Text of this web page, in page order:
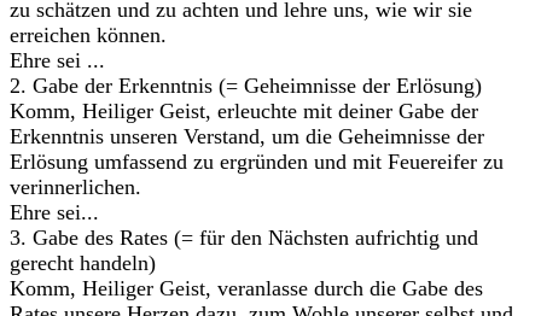
zu schätzen und zu achten und lehre uns, wie wir sie
erreichen können.
Ehre sei ...
2. Gabe der Erkenntnis (= Geheimnisse der Erlösung)
Komm, Heiliger Geist, erleuchte mit deiner Gabe der
Erkenntnis unseren Verstand, um die Geheimnisse der
Erlösung umfassend zu ergründen und mit Feuereifer zu
verinnerlichen.
Ehre sei...
3. Gabe des Rates (= für den Nächsten aufrichtig und
gerecht handeln)
Komm, Heiliger Geist, veranlasse durch die Gabe des